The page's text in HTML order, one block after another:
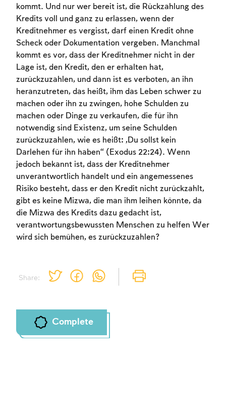
Share:
kommt. Und nur wer bereit ist, die Rückzahlung des
Kredits voll und ganz zu erlassen, wenn der
Kreditnehmer es vergisst, darf einen Kredit ohne
Scheck oder Dokumentation vergeben. Manchmal
kommt es vor, dass der Kreditnehmer nicht in der
Lage ist, den Kredit, den er erhalten hat,
zurückzuzahlen, und dann ist es verboten, an ihn
heranzutreten, das heißt, ihm das Leben schwer zu
machen oder ihn zu zwingen, hohe Schulden zu
machen oder Dinge zu verkaufen, die für ihn
notwendig sind Existenz, um seine Schulden
zurückzuzahlen, wie es heißt: „Du sollst kein
Darlehen für ihn haben“ (Exodus 22:24). Wenn
jedoch bekannt ist, dass der Kreditnehmer
unverantwortlich handelt und ein angemessenes
Risiko besteht, dass er den Kredit nicht zurückzahlt,
gibt es keine Mizwa, die man ihm leihen könnte, da
die Mizwa des Kredits dazu gedacht ist,
verantwortungsbewussten Menschen zu helfen Wer
wird sich bemühen, es zurückzuzahlen?
Complete
Account required
To mark concepts as learned, you'll need
to create an account or log in.
Sign up Login